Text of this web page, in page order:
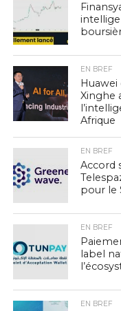
EN BREF
Xinghe
Afrique
EN BREF
Accord
pour le
EN BREF
label
EN BREF